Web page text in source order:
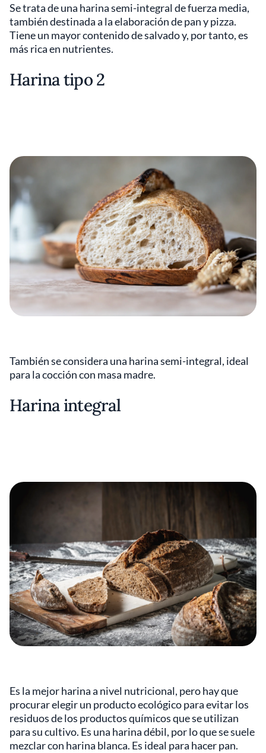
Se trata de una harina semi-integral de fuerza media,
también destinada a la elaboración de pan y pizza.
Tiene un mayor contenido de salvado y, por tanto, es
más rica en nutrientes.
Harina tipo 2
También se considera una harina semi-integral, ideal
para la cocción con masa madre.
Harina integral
Es la mejor harina a nivel nutricional, pero hay que
procurar elegir un producto ecológico para evitar los
residuos de los productos químicos que se utilizan
para su cultivo. Es una harina débil, por lo que se suele
mezclar con harina blanca. Es ideal para hacer pan.